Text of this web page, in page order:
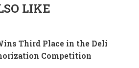
LIKE
Third Place in the Deli
Competition